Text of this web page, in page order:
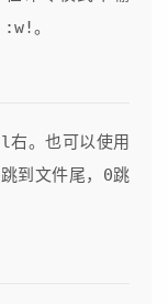
:w!。
l右。也可以使用
跳到文件尾， 0跳